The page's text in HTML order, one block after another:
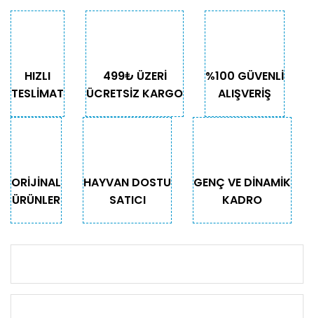
HIZLI
TESLİMAT
499₺ ÜZERİ
ÜCRETSİZ KARGO
%100 GÜVENLİ
ALIŞVERİŞ
ORİJİNAL
ÜRÜNLER
HAYVAN DOSTU
SATICI
GENÇ VE DİNAMİK
KADRO